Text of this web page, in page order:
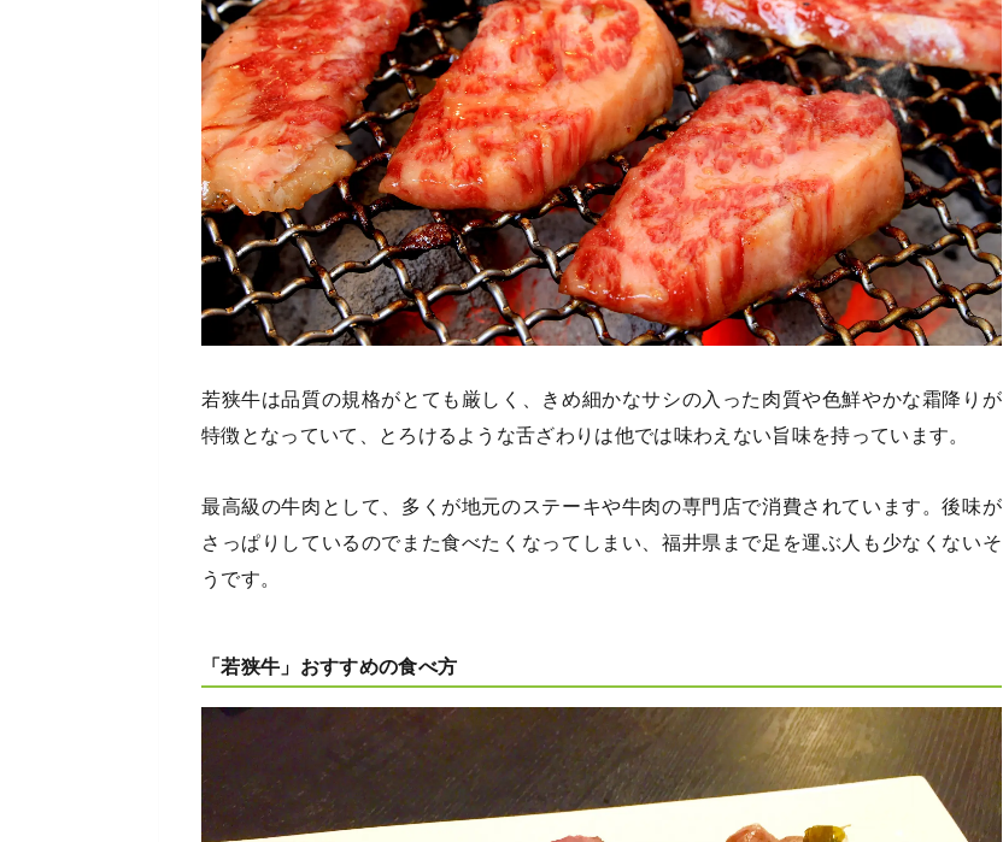
若狭牛は品質の規格がとても厳しく、きめ細かなサシの入った肉質や色鮮やかな霜降りが
特徴となっていて、とろけるような舌ざわりは他では味わえない旨味を持っています。
最高級の牛肉として、多くが地元のステーキや牛肉の専門店で消費されています。後味が
さっぱりしているのでまた食べたくなってしまい、福井県まで足を運ぶ人も少なくないそ
うです。
「若狭牛」おすすめの食べ方